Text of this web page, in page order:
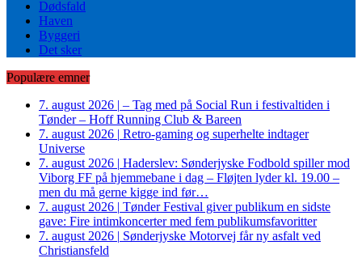
Dødsfald
Haven
Byggeri
Det sker
Populære emner
7. august 2026 | – Tag med på Social Run i festivaltiden i
Tønder – Hoff Running Club & Bareen
7. august 2026 | Retro-gaming og superhelte indtager
Universe
7. august 2026 | Haderslev: Sønderjyske Fodbold spiller mod
Viborg FF på hjemmebane i dag – Fløjten lyder kl. 19.00 –
men du må gerne kigge ind før…
7. august 2026 | Tønder Festival giver publikum en sidste
gave: Fire intimkoncerter med fem publikumsfavoritter
7. august 2026 | Sønderjyske Motorvej får ny asfalt ved
Christiansfeld